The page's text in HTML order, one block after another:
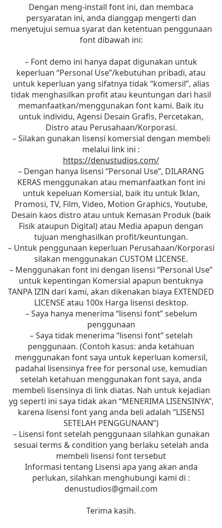
Dengan meng-install font ini, dan membaca
persyaratan ini, anda dianggap mengerti dan
menyetujui semua syarat dan ketentuan penggunaan
font dibawah ini:
– Font demo ini hanya dapat digunakan untuk
keperluan “Personal Use”/kebutuhan pribadi, atau
untuk keperluan yang sifatnya tidak “komersil”, alias
tidak menghasilkan profit atau keuntungan dari hasil
memanfaatkan/menggunakan font kami. Baik itu
untuk individu, Agensi Desain Grafis, Percetakan,
Distro atau Perusahaan/Korporasi.
– Silakan gunakan lisensi komersial dengan membeli
melalui link ini :
https://denustudios.com/
– Dengan hanya lisensi “Personal Use”, DILARANG
KERAS menggunakan atau memanfaatkan font ini
untuk kepeluan Komersial, baik itu untuk Iklan,
Promosi, TV, Film, Video, Motion Graphics, Youtube,
Desain kaos distro atau untuk Kemasan Produk (baik
Fisik ataupun Digital) atau Media apapun dengan
tujuan menghasilkan profit/keuntungan.
– Untuk penggunaan keperluan Perusahaan/Korporasi
silakan menggunakan CUSTOM LICENSE.
– Menggunakan font ini dengan lisensi “Personal Use”
untuk kepentingan Komersial apapun bentuknya
TANPA IZIN dari kami, akan dikenakan biaya EXTENDED
LICENSE atau 100x Harga lisensi desktop.
– Saya hanya menerima “lisensi font” sebelum
penggunaan
– Saya tidak menerima “lisensi font” setelah
penggunaan. (Contoh kasus: anda ketahuan
menggunakan font saya untuk keperluan komersil,
padahal lisensinya free for personal use, kemudian
setelah ketahuan menggunakan font saya, anda
membeli lisensinya di link diatas. Nah untuk kejadian
yg seperti ini saya tidak akan “MENERIMA LISENSINYA”,
karena lisensi font yang anda beli adalah “LISENSI
SETELAH PENGGUNAAN”)
– Lisensi font setelah penggunaan silahkan gunakan
sesuai terms & condition yang berlaku setelah anda
membeli lisensi font tersebut
Informasi tentang Lisensi apa yang akan anda
perlukan, silahkan menghubungi kami di :
denustudios@gmail.com
Terima kasih.